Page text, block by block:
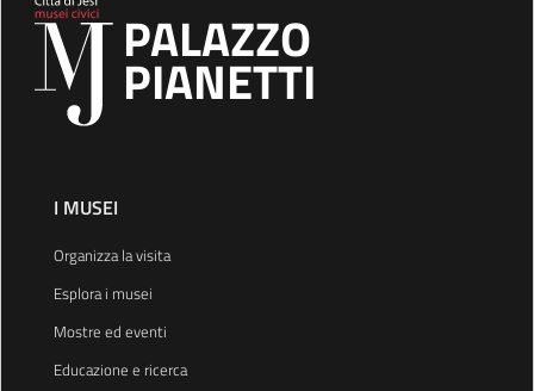
PALAZZO
PIANETTI
I MUSEI
Organizza la visita
Esplora i musei
Mostre ed eventi
Educazione e ricerca